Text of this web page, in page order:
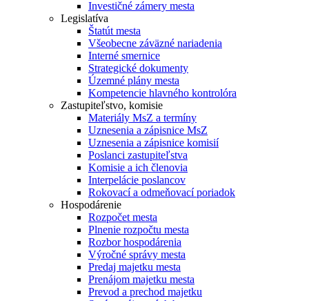
Investičné zámery mesta
Legislatíva
Štatút mesta
Všeobecne záväzné nariadenia
Interné smernice
Strategické dokumenty
Územné plány mesta
Kompetencie hlavného kontrolóra
Zastupiteľstvo, komisie
Materiály MsZ a termíny
Uznesenia a zápisnice MsZ
Uznesenia a zápisnice komisií
Poslanci zastupiteľstva
Komisie a ich členovia
Interpelácie poslancov
Rokovací a odmeňovací poriadok
Hospodárenie
Rozpočet mesta
Plnenie rozpočtu mesta
Rozbor hospodárenia
Výročné správy mesta
Predaj majetku mesta
Prenájom majetku mesta
Prevod a prechod majetku